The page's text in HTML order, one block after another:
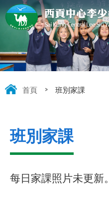
首頁 > 班別家課
班別家課
每日家課照片未更新。